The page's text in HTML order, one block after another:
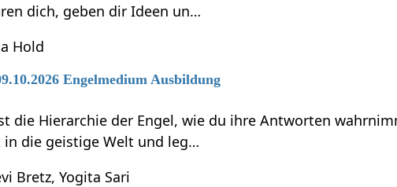
dich, geben dir Ideen un…
Hold
Engelmedium Ausbildung
die Hierarchie der Engel, wie du ihre Antworten
in die geistige Welt und leg…
Bretz, Yogita Sari